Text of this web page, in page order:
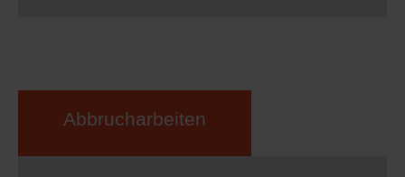
Abbrucharbeiten